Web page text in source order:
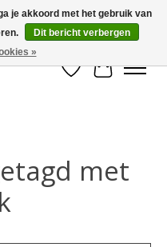
Verlanglijst
met
je akkoord met het gebruik van
Dit bericht verbergen
»